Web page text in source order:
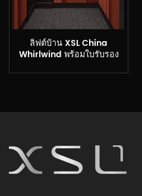
ลิฟต์บ้าน XSL China
Whirlwind พร้อมใบรับรอง